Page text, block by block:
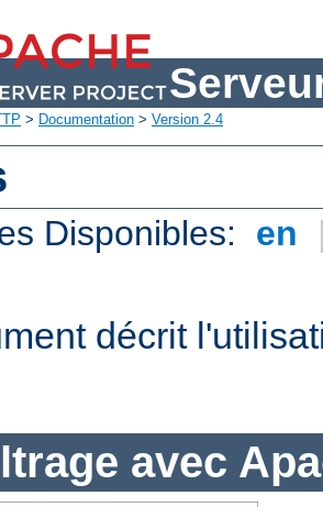
> Documentation > Version 2.4
Disponibles: en
décrit
avec